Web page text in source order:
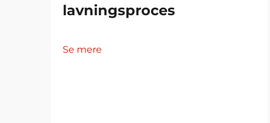
lavningsproces
Se mere